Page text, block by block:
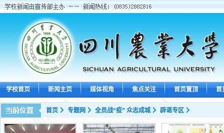
学校首页 新闻主页 媒体视角 焦点关注 首页置顶 首
首页 专题网 全员战“疫” 众志成城 辟谣专区